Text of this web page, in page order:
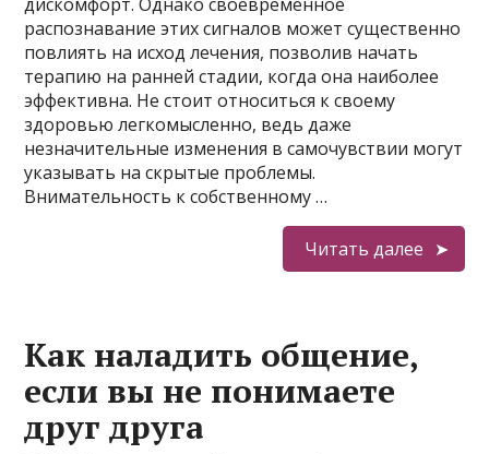
распознавание этих сигналов может существенно
повлиять на исход лечения, позволив начать
терапию на ранней стадии, когда она наиболее
эффективна. Не стоит относиться к своему
здоровью легкомысленно, ведь даже
незначительные изменения в самочувствии могут
указывать на скрытые проблемы.
Внимательность к собственному …
Читать далее
Как наладить общение,
если вы не понимаете
друг друга